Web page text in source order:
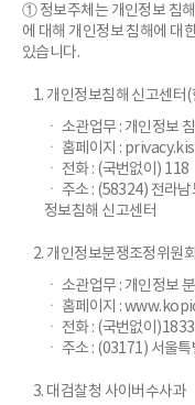
① 정보주체는 개인정보 침
에 대해 개인정보 침해에 대
있습니다.
1. 개인정보침해 신고센터
ㆍ 소관업무 : 개인정보
ㆍ 홈페이지 :
ㆍ 전화 : (국번없이) 118
ㆍ 주소 : (58324) 전라
정보침해 신고센터
2. 개인정보분쟁조정위원회
ㆍ 소관업무 : 개인정보
ㆍ 홈페이지 :
ㆍ 전화 : (국번없이
ㆍ 주소 : (03171) 서울
3. 대검찰청 사이버수사과